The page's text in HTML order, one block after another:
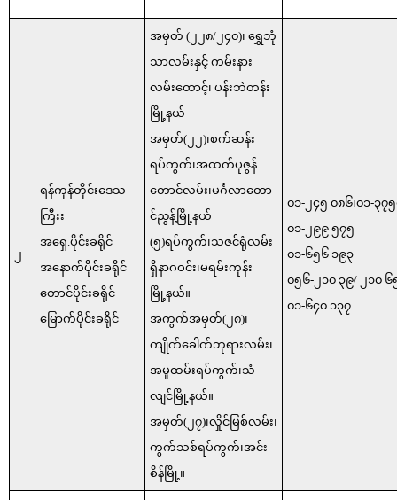
၂
ရန်ကုန်တိုင်းဒေသ
ကြီးး
အရှေ.ပိုင်းခရိုင်
အနောက်ပိုင်းခရိုင်
တောင်ပိုင်းခရိုင်
မြောက်ပိုင်းခရိုင်
အမှတ် (၂၂၈/၂၄၀)၊ ရွှေဘုံ
သာလမ်းနှင့် ကမ်းနား
လမ်းထောင့်၊ ပန်းဘဲတန်း
မြို့နယ်
အမှတ်(၂၂)၊စက်ဆန်း
ရပ်ကွက်၊အထက်ပုဇွန်
တောင်လမ်း၊မင်္ဂလာတော
င်ညွန့်မြို့နယ်
(၅)ရပ်ကွက်၊သဇင်ရုံလမ်း
ရှိနာဂဝင်း၊မရမ်းကုန်း
မြို့နယ်။
အကွက်အမှတ်(၂၈)၊
ကျိုက်ခေါက်ဘုရားလမ်း၊
အမှုထမ်းရပ်ကွက်၊သံ
လျင်မြို့နယ်။
အမှတ်(၂၇)၊လှိုင်မြစ်လမ်း၊
ကွက်သစ်ရပ်ကွက်၊အင်း
စိန်မြို့။
၀၁-၂၄၅ ၀၈၆၊၀၁-၃၇
၀၁-၂၉၉ ၅၇၅
၀၁-၆၅၆ ၁၉၃
၀၅၆-၂၁၀ ၃၉/ ၂၁၀ ၆
၀၁-၆၄၀ ၁၃၇